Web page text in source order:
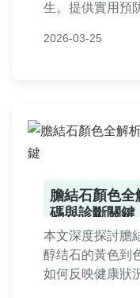
生。提供實用預
讀者閱讀。
2026-03-25
膽結石顏色
碼與診斷關鍵
本文深度探討膽
醇结石的黃色到
如何反映健康狀